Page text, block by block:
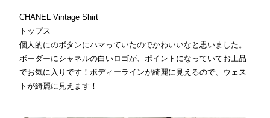
CHANEL Vintage Shirt
トップス
個人的にのボタンにハマっていたのでかわいいなと思いました。
ボーダーにシャネルの白いロゴが、ポイントになっていてお上品
でお気に入りです！ボディーラインが綺麗に見えるので、ウェス
トが綺麗に見えます！